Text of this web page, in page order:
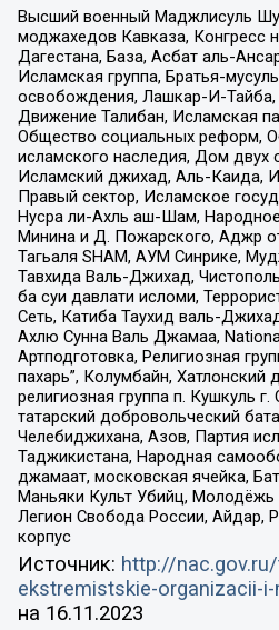
Высший военный Маджлисуль
моджахедов Кавказа, Конгресс
Дагестана, База, Асбат аль-
Исламская группа, Братья-
освобождения, Лашкар-И-Тайба,
Движение Талибан, Исламская
Общество социальных реформ,
исламского наследия, Дом
Исламский джихад, Аль-Каида,
Правый сектор, Исламское
Нусра ли-Ахль аш-Шам,
Минина и Д. Пожарского, Аджр
Тагьаля SHAM, АУМ Синрике,
Тавхида Валь-Джихад,
ба суи давлати исломи,
Сеть, Катиба Таухид валь-
Ахлю Сунна Валь Джамаа,
Артподготовка, Религиозная
пахарь”, Колумбайн, Хатлонский
религиозная группа п. Кушкуль
татарский добровольческий
Челебиджихана, Азов, Партия
Таджикистана, Народная
джамаат, московская ячейка,
Маньяки Культ Убийц, Молодёжь
Легион Свобода России, Айдар,
корпус
Источник: http://
ekstremistskie-organizacii-i-
на 16.11.2023